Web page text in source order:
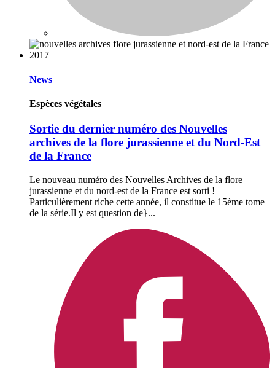
News
Espèces végétales
Sortie du dernier numéro des Nouvelles
archives de la flore jurassienne et du Nord-Est
de la France
Le nouveau numéro des Nouvelles Archives de la flore
jurassienne et du nord-est de la France est sorti !
Particulièrement riche cette année, il constitue le 15ème tome
de la série.Il y est question de}...